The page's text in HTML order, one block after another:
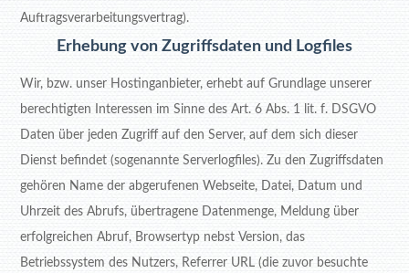
Auftragsverarbeitungsvertrag).
Erhebung von Zugriffsdaten und Logfiles
Wir, bzw. unser Hostinganbieter, erhebt auf Grundlage unserer
berechtigten Interessen im Sinne des Art. 6 Abs. 1 lit. f. DSGVO
Daten über jeden Zugriff auf den Server, auf dem sich dieser
Dienst befindet (sogenannte Serverlogfiles). Zu den Zugriffsdaten
gehören Name der abgerufenen Webseite, Datei, Datum und
Uhrzeit des Abrufs, übertragene Datenmenge, Meldung über
erfolgreichen Abruf, Browsertyp nebst Version, das
Betriebssystem des Nutzers, Referrer URL (die zuvor besuchte